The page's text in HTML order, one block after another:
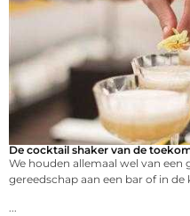
De cocktail shaker van de
We houden allemaal wel van
gereedschap aan een bar of in
...